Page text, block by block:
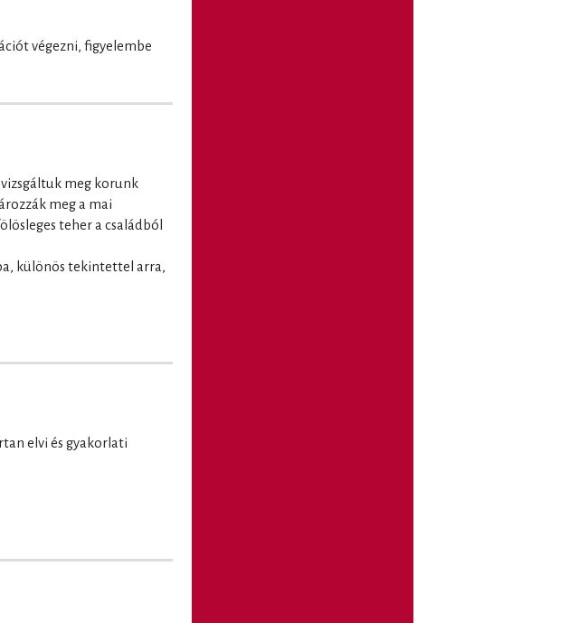
végezni, figyelembe
vizsgáltuk meg korunk
meg a mai
teher a családból
különös tekintettel arra,
elvi és gyakorlati